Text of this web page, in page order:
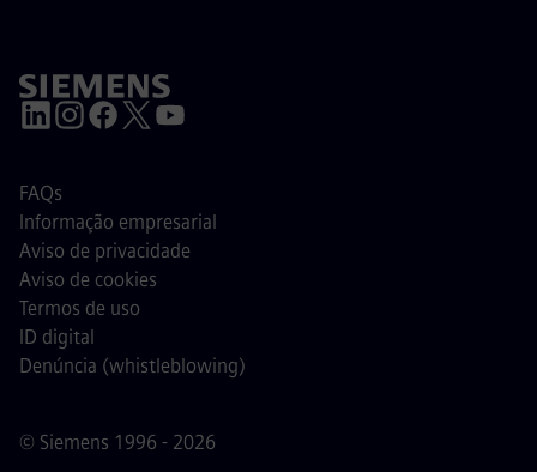
© Siemens 1996 - 2026
FAQs
Informação empresarial
Aviso de privacidade
Aviso de cookies
Termos de uso
ID digital
Denúncia (whistleblowing)